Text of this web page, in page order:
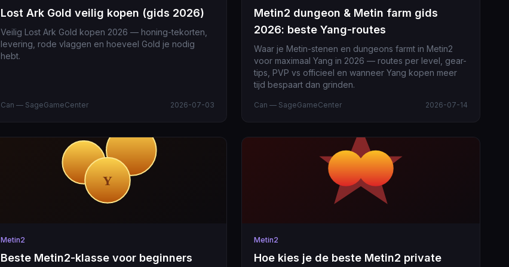
Lost Ark Gold veilig kopen (gids 2026)
Veilig Lost Ark Gold kopen 2026 — honing-tekorten,
levering, rode vlaggen en hoeveel Gold je nodig
hebt.
Can — SageGameCenter 2026-07-03
Metin2 dungeon & Metin farm gids
2026: beste Yang-routes
Waar je Metin-stenen en dungeons farmt in Metin2
voor maximaal Yang in 2026 — routes per level, gear-
tips, PVP vs officieel en wanneer Yang kopen meer
tijd bespaart dan grinden.
Can — SageGameCenter 2026-07-14
Metin2
Beste Metin2-klasse voor beginners
Metin2
Hoe kies je de beste Metin2 private